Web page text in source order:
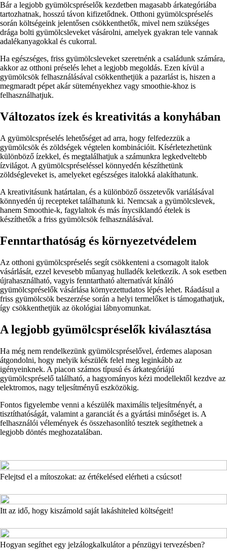
Bár a legjobb gyümölcspréselők kezdetben magasabb árkategóriába
tartozhatnak, hosszú távon kifizetődnek. Otthoni gyümölcspréselés
során költségeink jelentősen csökkenthetők, mivel nem szükséges
drága bolti gyümölcsleveket vásárolni, amelyek gyakran tele vannak
adalékanyagokkal és cukorral.
Ha egészséges, friss gyümölcsleveket szeretnénk a családunk számára,
akkor az otthoni préselés lehet a legjobb megoldás. Ezen kívül a
gyümölcsök felhasználásával csökkenthetjük a pazarlást is, hiszen a
megmaradt pépet akár süteményekhez vagy smoothie-khoz is
felhasználhatjuk.
Változatos ízek és kreativitás a konyhában
A gyümölcspréselés lehetőséget ad arra, hogy felfedezzük a
gyümölcsök és zöldségek végtelen kombinációit. Kísérletezhetünk
különböző ízekkel, és megtalálhatjuk a számunkra legkedveltebb
ízvilágot. A gyümölcspréseléssel könnyedén készíthetünk
zöldségleveket is, amelyeket egészséges italokká alakíthatunk.
A kreativitásunk határtalan, és a különböző összetevők variálásával
könnyedén új recepteket találhatunk ki. Nemcsak a gyümölcslevek,
hanem Smoothie-k, fagylaltok és más ínycsiklandó ételek is
készíthetők a friss gyümölcsök felhasználásával.
Fenntarthatóság és környezetvédelem
Az otthoni gyümölcspréselés segít csökkenteni a csomagolt italok
vásárlását, ezzel kevesebb műanyag hulladék keletkezik. A sok esetben
újrahasználható, vagyis fenntartható alternatívát kínáló
gyümölcspréselők vásárlása környezettudatos lépés lehet. Ráadásul a
friss gyümölcsök beszerzése során a helyi termelőket is támogathatjuk,
így csökkenthetjük az ökológiai lábnyomunkat.
A legjobb gyümölcspréselők kiválasztása
Ha még nem rendelkezünk gyümölcspréselővel, érdemes alaposan
átgondolni, hogy melyik készülék felel meg leginkább az
igényeinknek. A piacon számos típusú és árkategóriájú
gyümölcspréselő található, a hagyományos kézi modellektől kezdve az
elektromos, nagy teljesítményű eszközökig.
Fontos figyelembe venni a készülék maximális teljesítményét, a
tisztíthatóságát, valamint a garanciát és a gyártási minőséget is. A
felhasználói vélemények és összehasonlító tesztek segíthetnek a
legjobb döntés meghozatalában.
Felejtsd el a mítoszokat: az értékelésed elérheti a csúcsot!
Itt az idő, hogy kiszámold saját lakáshiteled költségeit!
Hogyan segíthet egy jelzálogkalkulátor a pénzügyi tervezésben?